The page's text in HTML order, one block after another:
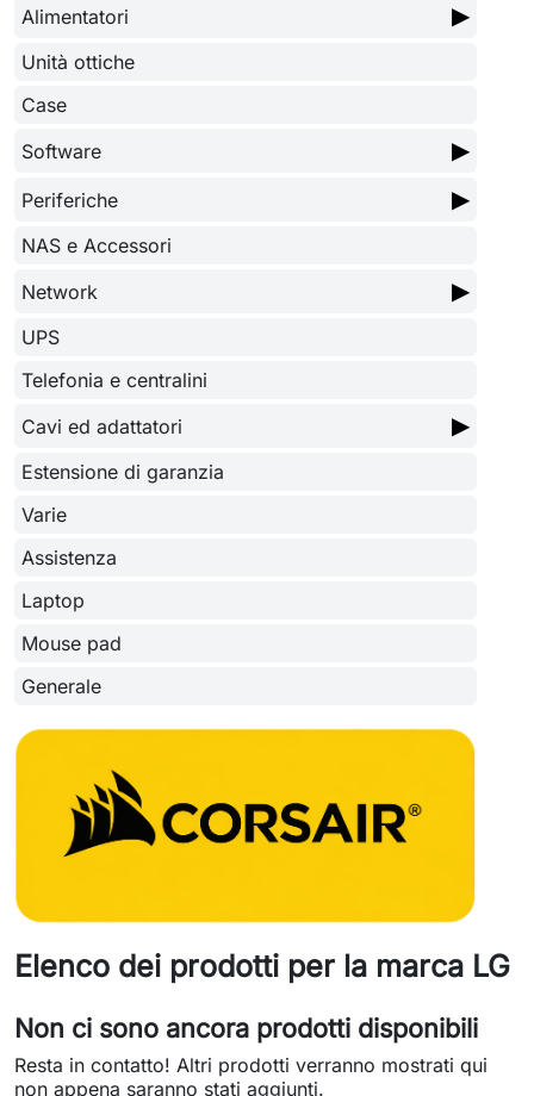
Alimentatori ▶
Unità ottiche
Case
Software
▶
Periferiche ▶
NAS e Accessori
Network
▶
UPS
Telefonia e centralini
Cavi ed adattatori
▶
Estensione di garanzia
Varie
Assistenza
Laptop
Mouse pad
Generale
Elenco dei prodotti per la marca LG
Non ci sono ancora prodotti disponibili
Resta in contatto! Altri prodotti verranno mostrati qui
non appena saranno stati aggiunti.